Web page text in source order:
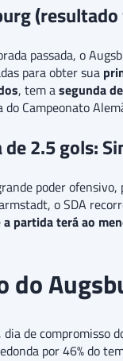
passada, o
para obter sua
, tem asegunda
Campeonato
2.5 gols:
poder ofensivo,
o SDA
a partida terá ao
do
de compromisso
por 46% do